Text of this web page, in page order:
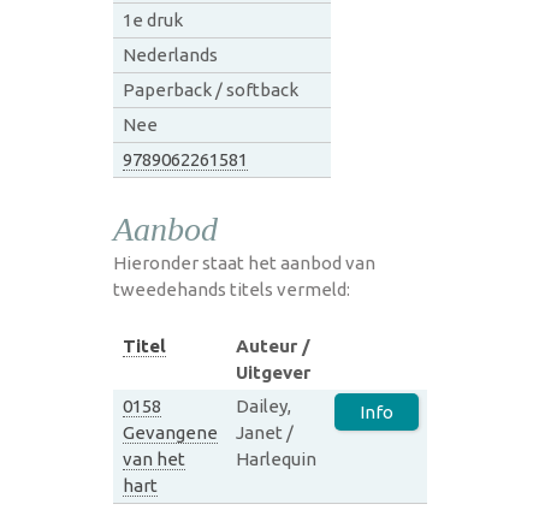
1e druk
Nederlands
Paperback / softback
Nee
9789062261581
Aanbod
Hieronder staat het aanbod van
tweedehands titels vermeld:
Titel
Auteur /
Uitgever
0158
Gevangene
van het
hart
Dailey,
Janet /
Harlequin
Info